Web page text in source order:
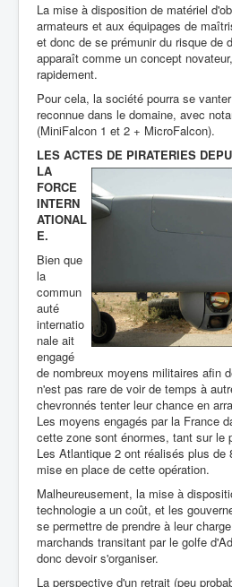
La mise à disposition de matériel
armateurs et aux équipages de
et donc de se prémunir du risque de
apparaît comme un concept
rapidement.
Pour cela, la société pourra se
reconnue dans le domaine, avec
(MiniFalcon 1 et 2 + MicroFalcon).
LES ACTES DE PIRATERIES
LA
FORCE
INTERN
ATIONAL
E.
Bien que
la
commun
auté
internatio
nale ait
engagé
de nombreux moyens militaires afin
n'est pas rare de voir de temps à
chevronnés tenter leur chance en
Les moyens engagés par la France
cette zone sont énormes, tant sur le
Les Atlantique 2 ont réalisés plus de
mise en place de cette opération.
Malheureusement, la mise à
technologie a un coût, et les
se permettre de prendre à leur
marchands transitant par le golfe
donc devoir s'organiser.
La perspective d'un retrait (peu